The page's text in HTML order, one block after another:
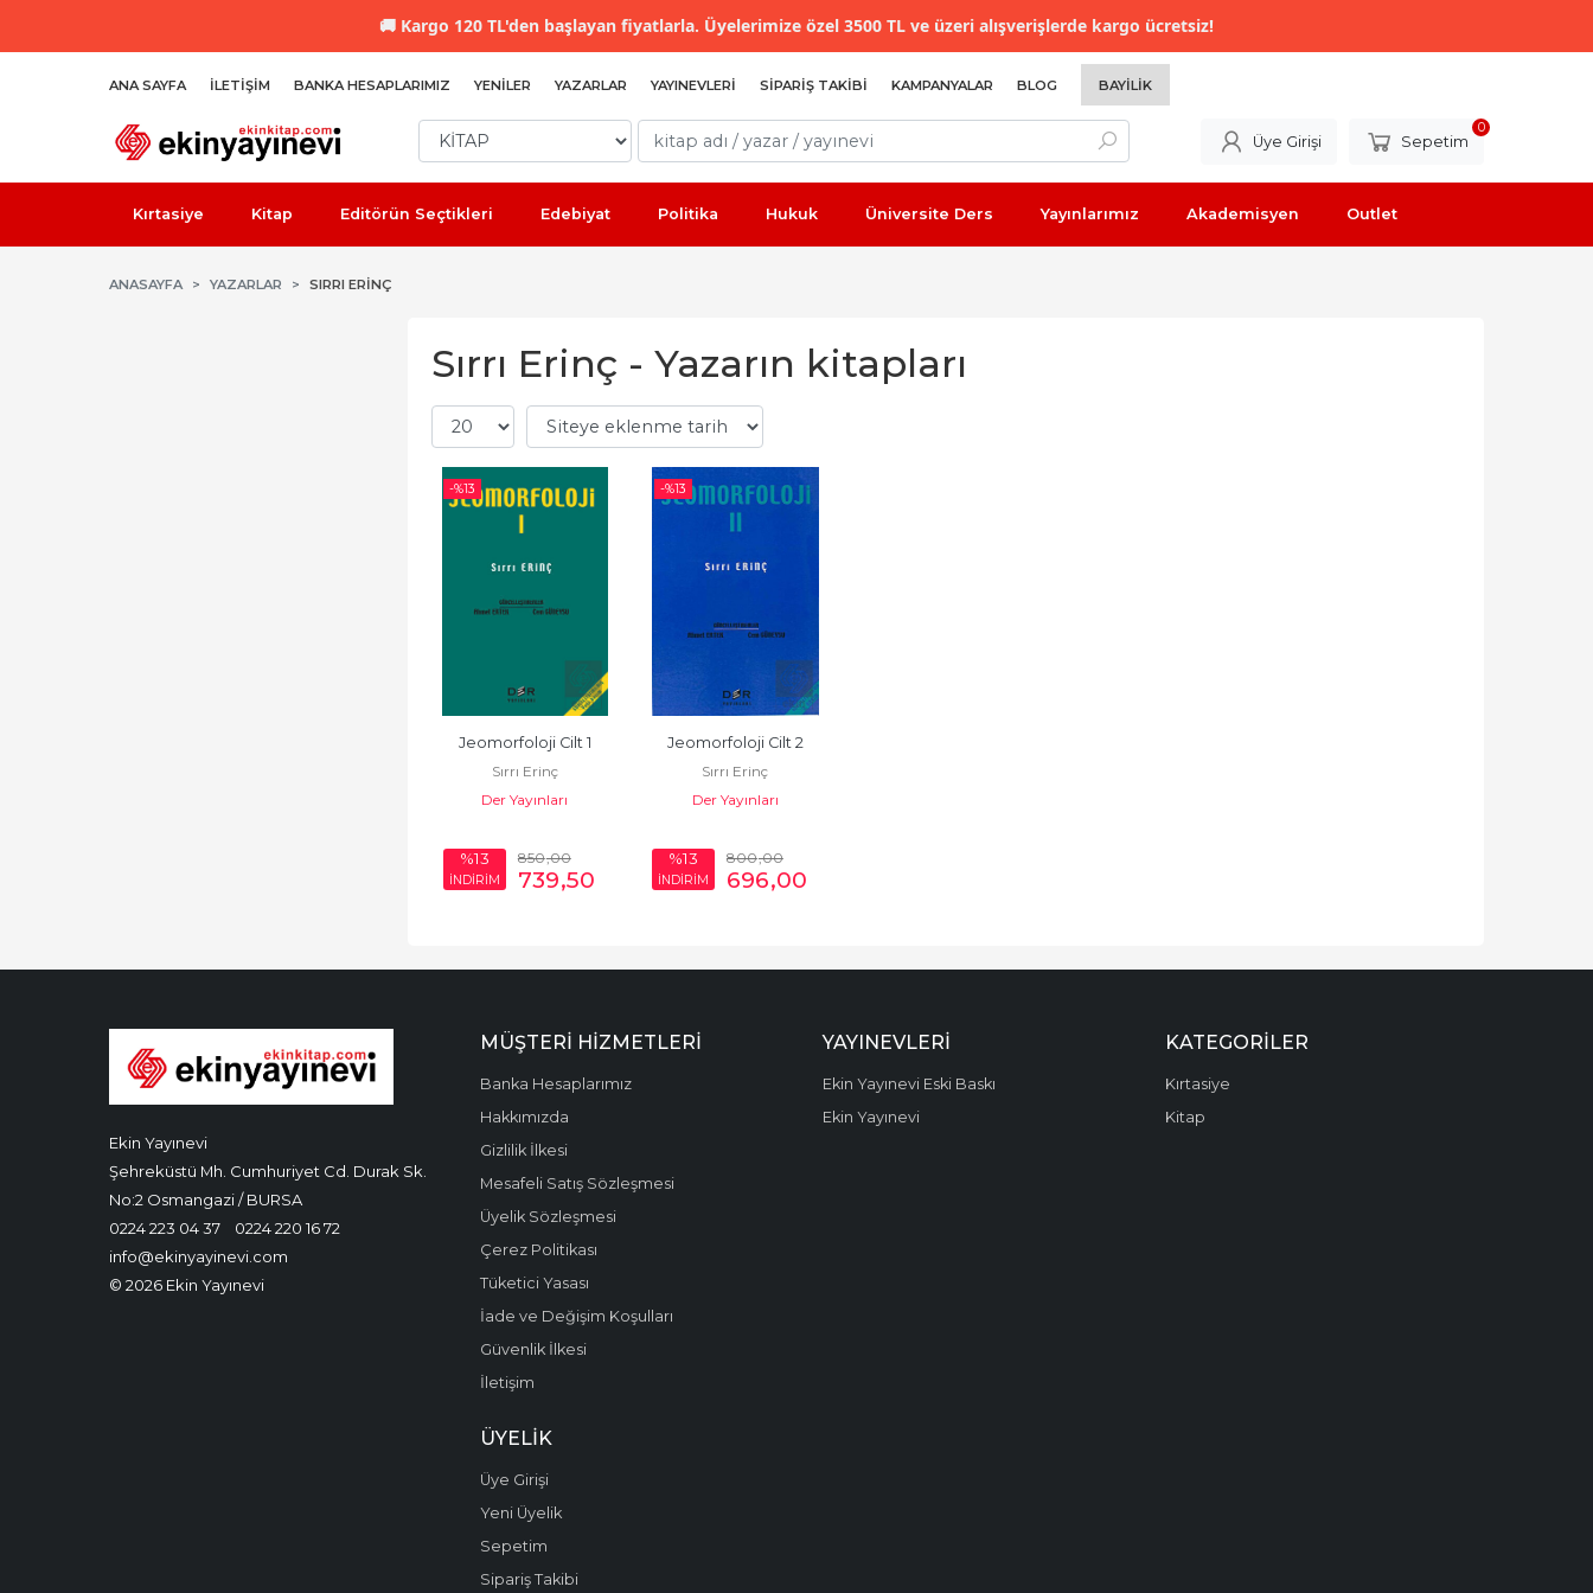
🚚 Kargo 120 TL'den başlayan fiyatlarla. Üyelerimize özel 3500 TL ve üzeri alışverişlerde kargo ücretsiz!
ANA SAYFA İLETIŞIM BANKA HESAPLARIMIZ YENILER YAZARLAR YAYINEVLERI SIPARIŞ TAKIBI KAMPANYALAR BLOG BAYILIK
Üye Girişi Sepetim
0
Kırtasiye Kitap Editörün Seçtikleri Edebiyat Politika Hukuk Üniversite Ders Yayınlarımız Akademisyen Outlet
ANASAYFA YAZARLAR SIRRI ERINÇ
Sırrı Erinç - Yazarın kitapları
-%13
Jeomorfoloji Cilt 1
Sırrı Erinç
Der Yayınları
%13
İNDİRİM
850,00
739,50
-%13
Jeomorfoloji Cilt 2
Sırrı Erinç
Der Yayınları
%13
İNDİRİM
800,00
696,00
Ekin Yayınevi
Şehreküstü Mh. Cumhuriyet Cd. Durak Sk.
No:2 Osmangazi / BURSA
0224 223 04 37
0224 220 16 72
info@ekinyayinevi.com
© 2026 Ekin Yayınevi
MÜŞTERI HIZMETLERI
Banka Hesaplarımız
Hakkımızda
Gizlilik İlkesi
Mesafeli Satış Sözleşmesi
Üyelik Sözleşmesi
Çerez Politikası
Tüketici Yasası
İade ve Değişim Koşulları
Güvenlik İlkesi
İletişim
YAYINEVLERI
Ekin Yayınevi Eski Baskı
Ekin Yayınevi
KATEGORILER
Kırtasiye
Kitap
ÜYELIK
Üye Girişi
Yeni Üyelik
Sepetim
Sipariş Takibi